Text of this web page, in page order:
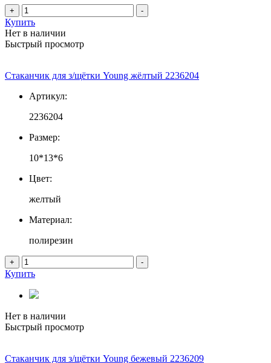
+ -
Купить
Нет в наличии
Быстрый просмотр
Стаканчик для з/щётки Young жёлтый 2236204
Артикул:
2236204
Размер:
10*13*6
Цвет:
желтый
Материал:
полирезин
+ -
Купить
Нет в наличии
Быстрый просмотр
Стаканчик для з/щётки Young бежевый 2236209